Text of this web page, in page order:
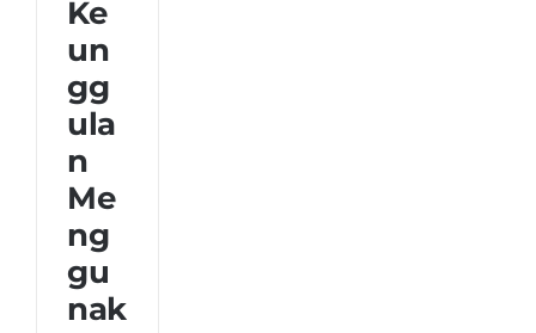
Lensa
Kontak
Saat
Beraktivitas
Ke
un
gg
ula
n
Me
ng
gu
nak